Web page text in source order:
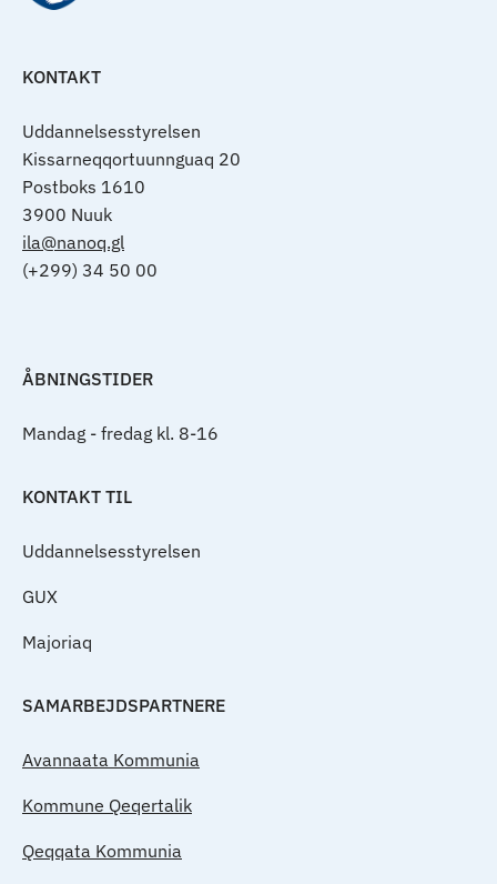
KONTAKT
Uddannelsesstyrelsen
Kissarneqqortuunnguaq 20
Postboks 1610
3900 Nuuk
ila@nanoq.gl
(+299) 34 50 00
ÅBNINGSTIDER
Mandag - fredag kl. 8-16
KONTAKT TIL
Uddannelsesstyrelsen
GUX
Majoriaq
SAMARBEJDSPARTNERE
Avannaata Kommunia
Kommune Qeqertalik
Qeqqata Kommunia